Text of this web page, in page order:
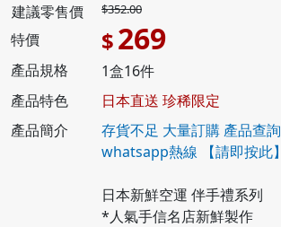
建議零售價 $352.00
特價 $269
產品規格
1盒16件
產品特色
日本直送 珍稀限定
產品簡介
存貨不足 大量訂購 產品查詢
whatsapp熱線
【請即按此】
日本新鮮空運 伴手禮系列
*人氣手信名店新鮮製作